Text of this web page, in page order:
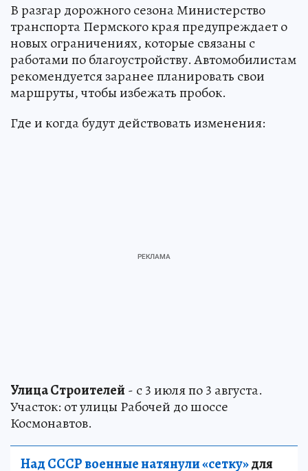
В разгар дорожного сезона Министерство
транспорта Пермского края предупреждает о
новых ограничениях, которые связаны с
работами по благоустройству. Автомобилистам
рекомендуется заранее планировать свои
маршруты, чтобы избежать пробок.
Где и когда будут действовать изменения:
Улица Строителей - с 3 июля по 3 августа.
Участок: от улицы Рабочей до шоссе
Космонавтов.
Над СССР военные натянули «сетку»для